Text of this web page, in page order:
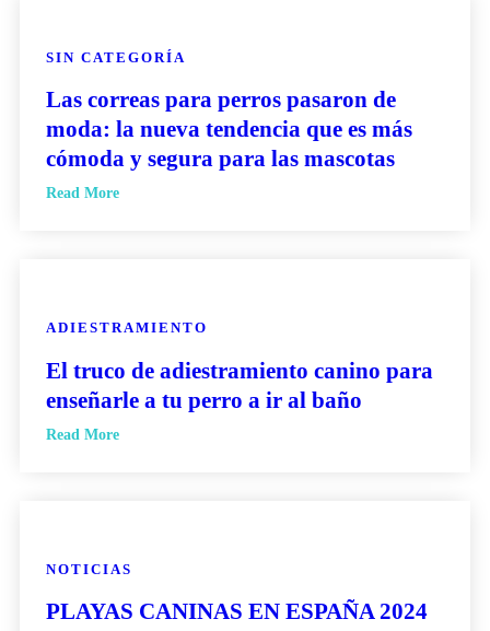
SIN CATEGORÍA
Las correas para perros pasaron de
moda: la nueva tendencia que es más
cómoda y segura para las mascotas
Read More
ADIESTRAMIENTO
El truco de adiestramiento canino para
enseñarle a tu perro a ir al baño
Read More
NOTICIAS
PLAYAS CANINAS EN ESPAÑA 2024